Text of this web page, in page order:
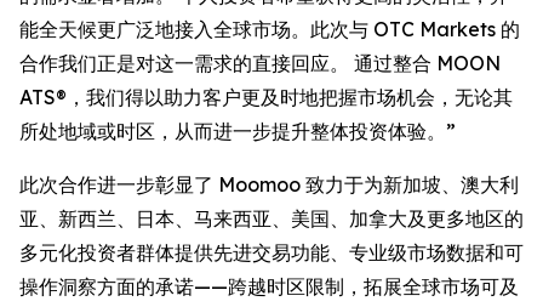
能全天候更广泛地接入全球市场。此次与 OTC Markets 的
合作我们正是对这一需求的直接回应。 通过整合 MOON
ATS®，我们得以助力客户更及时地把握市场机会，无论其
所处地域或时区，从而进一步提升整体投资体验。”
此次合作进一步彰显了 Moomoo 致力于为新加坡、澳大利
亚、新西兰、日本、马来西亚、美国、加拿大及更多地区的
多元化投资者群体提供先进交易功能、专业级市场数据和可
操作洞察方面的承诺——跨越时区限制，拓展全球市场可及